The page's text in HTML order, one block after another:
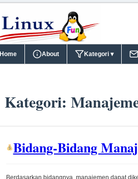
Home About Kategori ▾
Kategori:
Bidang-Bidang
Berdasarkan bidangnya, manajemen dapat